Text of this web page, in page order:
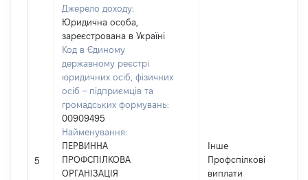
5
Джерело доходу:
Юридична особа,
зареєстрована в Україні
Код в Єдиному
державному реєстрі
юридичних осіб, фізичних
осіб – підприємців та
громадських формувань:
00909495
Найменування:
ПЕРВИННА
ПРОФСПІЛКОВА
ОРГАНІЗАЦІЯ
Інше
Профспілкові
виплати